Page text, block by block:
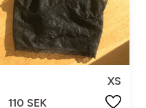
XS
110 SEK